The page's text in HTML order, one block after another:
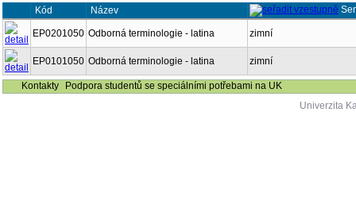
Kód Název
EP0201050 Odborná terminologie - latina zimní
EP0101050 Odborná terminologie - latina zimní
Kontakty
Podpora studentů se speciálními potřebami na UK
Univerzita